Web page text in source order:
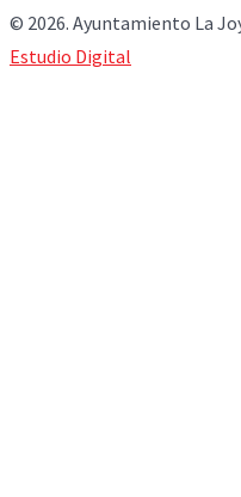
© 2026. Ayuntamiento La
Estudio Digital